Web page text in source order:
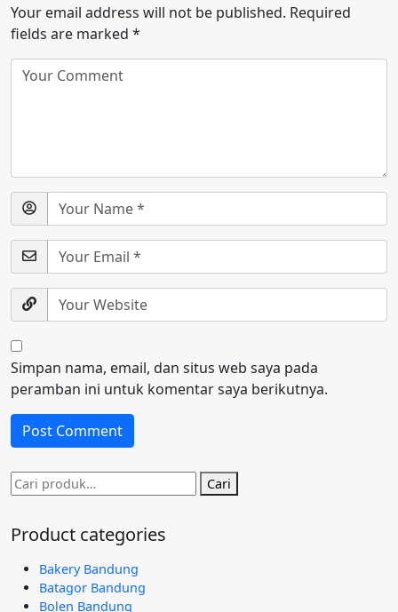
Your email address will not be published. Required
fields are marked *
Simpan nama, email, dan situs web saya pada
peramban ini untuk komentar saya berikutnya.
Pencarian
untuk:
Cari
Product categories
Bakery Bandung
Batagor Bandung
Bolen Bandung